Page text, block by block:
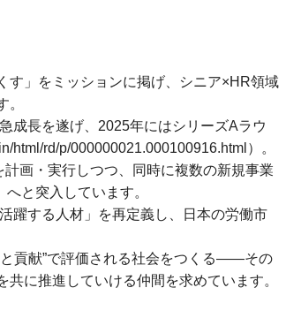
す」をミッションに掲げ、シニア×HR領域
。
成長を遂げ、2025年にはシリーズAラウ
html/rd/p/000000021.000100916.html）。
画・実行しつつ、同時に複数の新規事業
と突入しています。
躍する人材」を再定義し、日本の労働市
貢献”で評価される社会をつくる――その
に推進していける仲間を求めています。